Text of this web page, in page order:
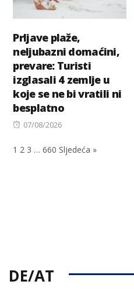
Prljave plaže,
neljubazni domaćini,
prevare: Turisti
izglasali 4 zemlje u
koje se ne bi vratili ni
besplatno
Posted
07/08/2026
1 2 3 … 660 Sljedeća »
DE/AT